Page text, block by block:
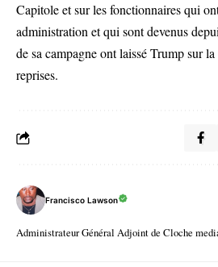
Capitole et sur les fonctionnaires qui
administration et qui sont devenus
de sa campagne ont laissé Trump sur
reprises.
Francisco Lawson
Administrateur Général Adjoint de Cloche